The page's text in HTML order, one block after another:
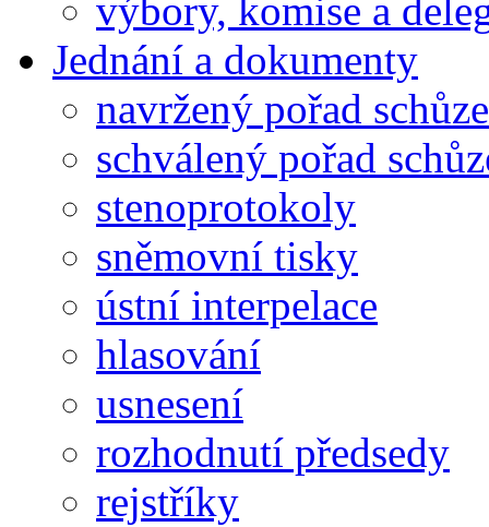
výbory, komise a
Jednání a dokumenty
navržený pořad schůze
schválený pořad
stenoprotokoly
sněmovní tisky
ústní interpelace
hlasování
usnesení
rozhodnutí předsedy
rejstříky